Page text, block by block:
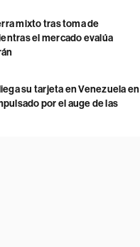
mixto tras toma de
el mercado evalúa
su tarjeta en Venezuela en
por el auge de las